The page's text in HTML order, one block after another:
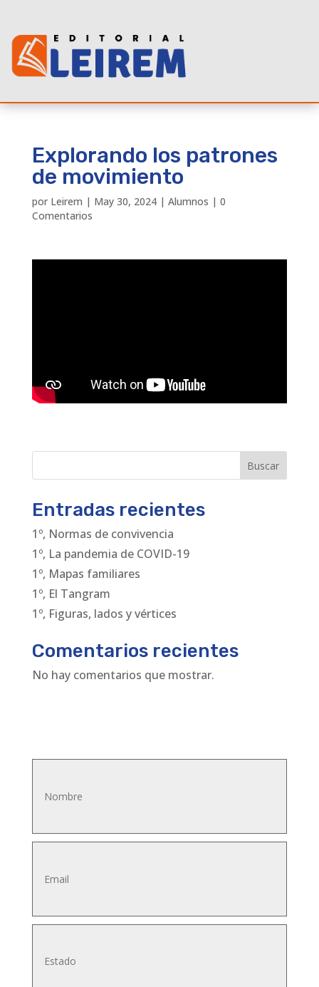
Explorando los patrones
de movimiento
por Leirem | May 30, 2024| Alumnos | 0
Comentarios
Buscar
Entradas recientes
1º, Normas de convivencia
1º, La pandemia de COVID-19
1º, Mapas familiares
1º, El Tangram
1º, Figuras, lados y vértices
Comentarios recientes
No hay comentarios que mostrar.